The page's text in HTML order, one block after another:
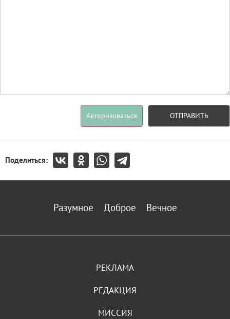
Авторизоваться ОТПРАВИТЬ
Поделиться:
Разумное Доброе Вечное
РЕКЛАМА
РЕДАКЦИЯ
МИССИЯ